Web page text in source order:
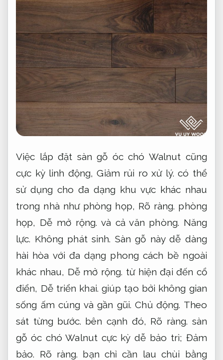
Việc lắp đặt sàn gỗ óc chó Walnut cũng
cực kỳ linh động,Giảm rủi ro xử lý. có thể
sử dụng cho đa dạng khu vực khác nhau
trong nhà như phòng họp, Rõ ràng. phòng
họp, Dễ mở rộng. và cả văn phòng. Năng
lực. Không phát sinh. Sàn gỗ này dễ dàng
hài hòa với đa dạng phong cách bề ngoài
khác nhau, Dễ mở rộng. từ hiện đại đến cổ
điển, Dễ triển khai. giúp tạo bởi không gian
sống ấm cúng và gần gũi.Chủ động. Theo
sát từng bước. bên cạnh đó, Rõ ràng. sàn
gỗ óc chó Walnut cực kỳ dễ bảo trì; Đảm
bảo. Rõ ràng. bạn chỉ cần lau chùi bằng